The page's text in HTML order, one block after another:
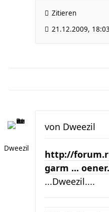
Zitieren
21.12.2009, 18:03
Dweezil
von Dweezil
http://
garm ...
...Dweezil....